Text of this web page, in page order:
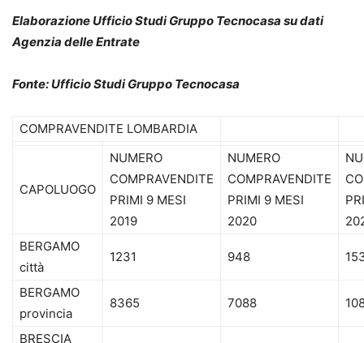
Elaborazione Ufficio Studi Gruppo Tecnocasa su dati
Agenzia delle Entrate
Fonte: Ufficio Studi Gruppo Tecnocasa
COMPRAVENDITE LOMBARDIA
CAPOLUOGO
NUMERO
COMPRAVENDITE
PRIMI 9 MESI
2019
NUMERO
COMPRAVENDITE
PRIMI 9 MESI
2020
BERGAMO
città
1231 948
BERGAMO
provincia
8365 7088
BRESCIA